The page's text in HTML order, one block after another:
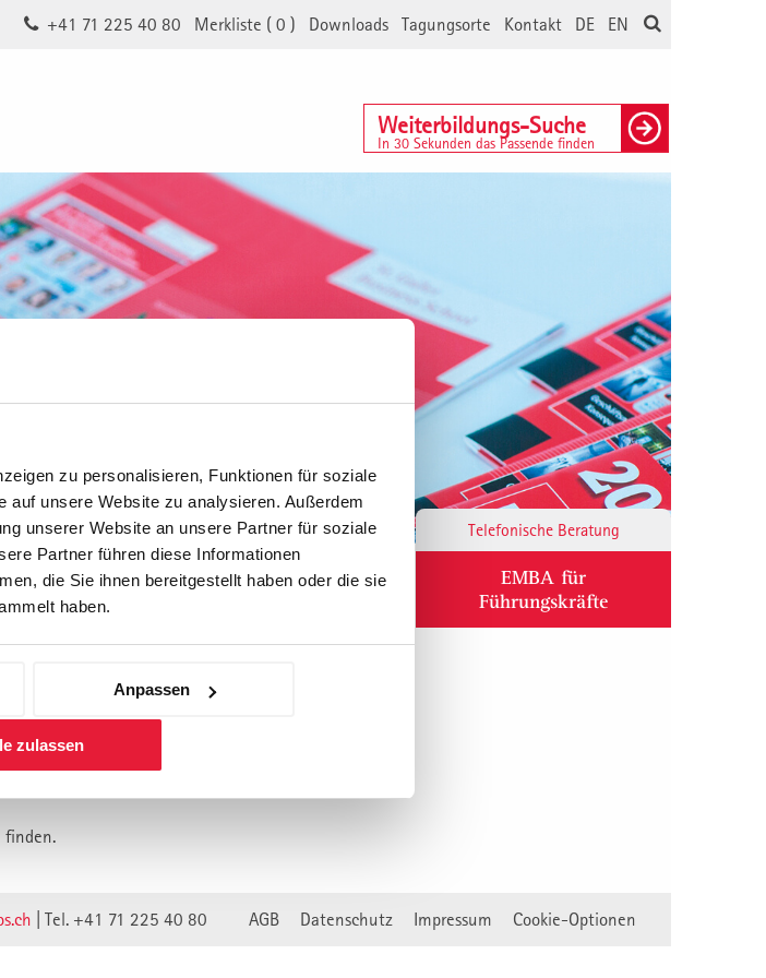
zu personalisieren, Funktionen für soziale
auf unsere Website zu analysieren. Außerdem
unserer Website an unsere Partner für soziale
Partner führen diese Informationen
die Sie ihnen bereitgestellt haben oder die sie
haben.
Anpassen
zulassen
EN
DE
Kontakt
Tagungsorte
Downloads
Merkliste (0 )
+41 71 225 40 80
Weiterbildungs-Suche
In 30 Sekunden das Passende finden
Consulting Corporate Responsibility Telefonische Beratung
Berufsbegleitendes Praxisstudium
für Führungskräfte
EMBA für
Führungskräfte
neue technische Basis gestellt.
finden.
Tel. +41 71 225 40 80 AGB Datenschutz Impressum Cookie-Optionen